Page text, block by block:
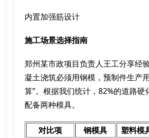
内置加强筋设计
施工场景选择指南
郑州某市政项目负责人王工分享经
凝土浇筑必须用钢模，预制件生产
算”。根据我们统计，82%的道路硬
配备两种模具。
对比项 钢模具
塑料模